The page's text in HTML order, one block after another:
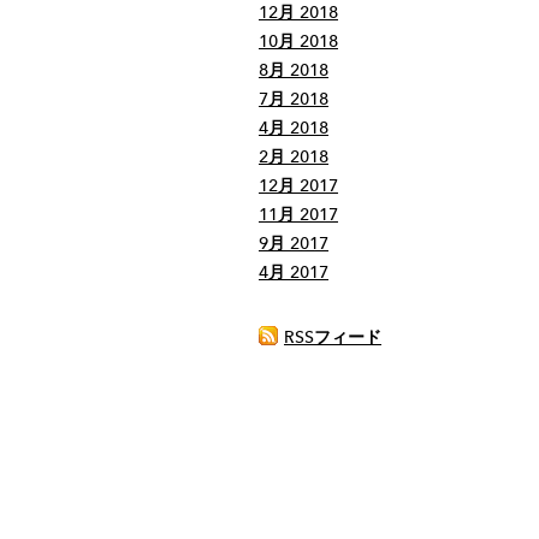
12月 2018
10月 2018
8月 2018
7月 2018
4月 2018
2月 2018
12月 2017
11月 2017
9月 2017
4月 2017
RSSフィード